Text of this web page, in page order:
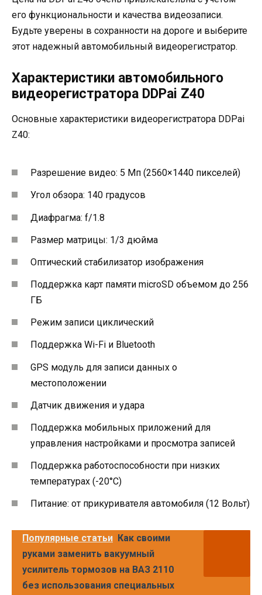
его функциональности и качества видеозаписи.
Будьте уверены в сохранности на дороге и выберите
этот надежный автомобильный видеорегистратор.
Характеристики автомобильного
видеорегистратора DDPai Z40
Основные характеристики видеорегистратора DDPai
Z40:
Разрешение видео: 5 Мп (2560×1440 пикселей)
Угол обзора: 140 градусов
Диафрагма: f/1.8
Размер матрицы: 1/3 дюйма
Оптический стабилизатор изображения
Поддержка карт памяти microSD объемом до 256
ГБ
Режим записи циклический
Поддержка Wi-Fi и Bluetooth
GPS модуль для записи данных о
местоположении
Датчик движения и удара
Поддержка мобильных приложений для
управления настройками и просмотра записей
Поддержка работоспособности при низких
температурах (-20°C)
Питание: от прикуривателя автомобиля (12 Вольт)
Популярные статьи Как своими
руками заменить вакуумный
усилитель тормозов на ВАЗ 2110
без использования специальных